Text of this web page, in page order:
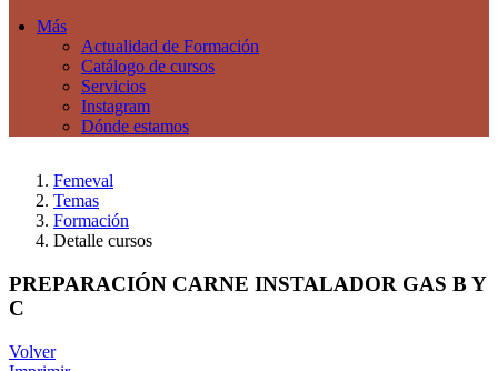
Más
Actualidad de Formación
Catálogo de cursos
Servicios
Instagram
Dónde estamos
Femeval
Temas
Formación
Detalle cursos
PREPARACIÓN CARNE INSTALADOR GAS B Y
C
Volver